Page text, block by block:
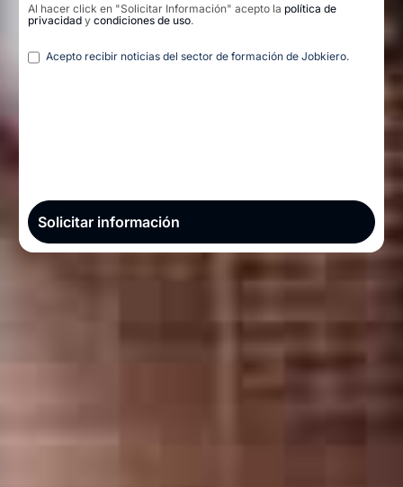
Al hacer click en "Solicitar Información" acepto la política de
privacidad y condiciones de uso.
Acepto recibir noticias del sector de formación de Jobkiero.